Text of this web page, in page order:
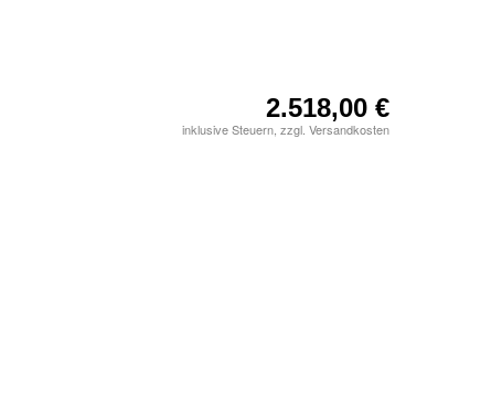
2.518,00 €
inklusive Steuern, zzgl. Versandkosten